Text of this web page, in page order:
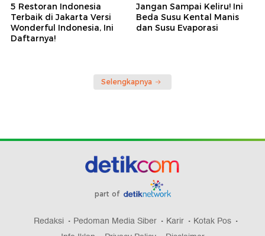
5 Restoran Indonesia
Terbaik di Jakarta Versi
Wonderful Indonesia, Ini
Daftarnya!
Jangan Sampai Keliru! Ini
Beda Susu Kental Manis
dan Susu Evaporasi
Selengkapnya
part of
Redaksi Pedoman Media Siber Karir
Kotak Pos